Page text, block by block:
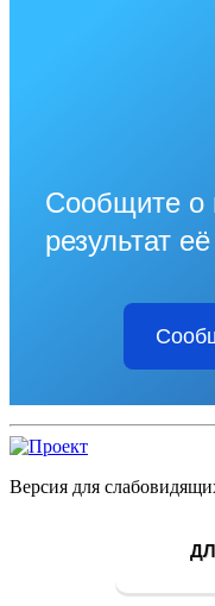
Сообщите о
результат
Версия для